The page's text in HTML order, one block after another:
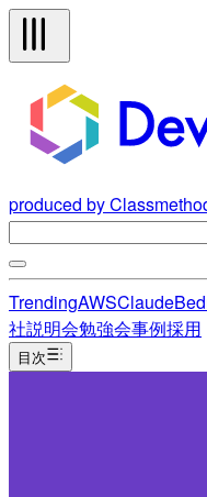
produced by
TrendingAWSClaude
社説明会勉強会事例採用
目次